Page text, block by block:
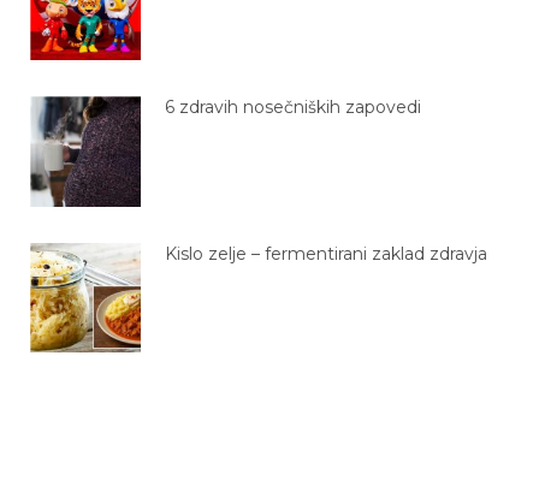
6 zdravih nosečniških zapovedi
Kislo zelje – fermentirani zaklad zdravja